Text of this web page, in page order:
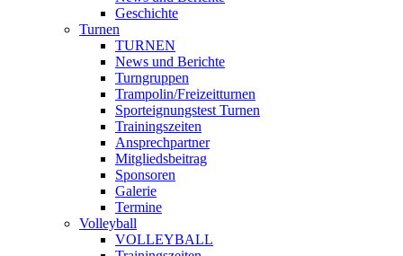
Geschichte
Turnen
TURNEN
News und Berichte
Turngruppen
Trampolin/Freizeitturnen
Sporteignungstest Turnen
Trainingszeiten
Ansprechpartner
Mitgliedsbeitrag
Sponsoren
Galerie
Termine
Volleyball
VOLLEYBALL